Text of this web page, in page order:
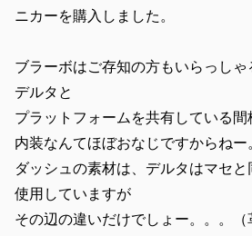
ニカーを購入しました。
ブラーボはご存知の方もいらっし
デルタと
プラットフォームを共有している間
内装なんてほぼおなじですからねー
ダッシュの素材は、デルタはマセ
使用していますが
その辺の違いだけでしょー。。。